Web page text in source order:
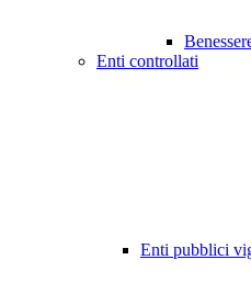
Enti controllati
Enti pubblici